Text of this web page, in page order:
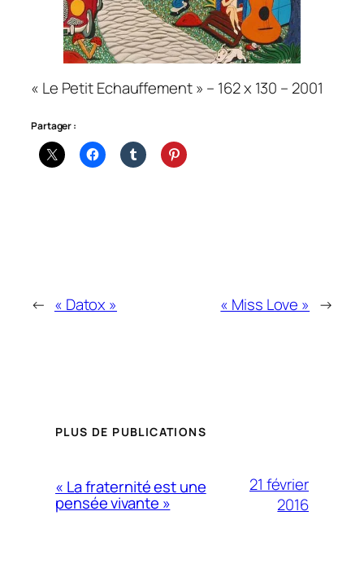
« Le Petit Echauffement » – 162 x 130 – 2001
Partager :
← « Datox » « Miss Love » →
PLUS DE PUBLICATIONS
« La fraternité est une
pensée vivante »
21 février
2016